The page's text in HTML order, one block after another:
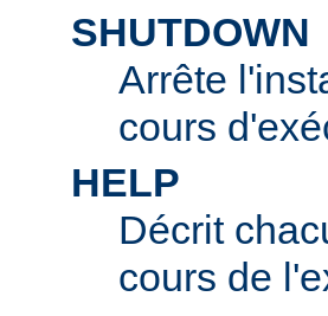
SHUTDOWN
Arrête
cours
HELP
Décrit
cours de